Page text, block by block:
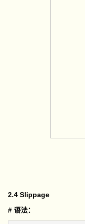
2.4 Slippage
# 语法：